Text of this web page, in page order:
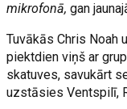
mikrofonā, gan
Tuvākās Chris Noah
piektdien viņš ar
skatuves, savukārt
uzstāsies Ventspilī,